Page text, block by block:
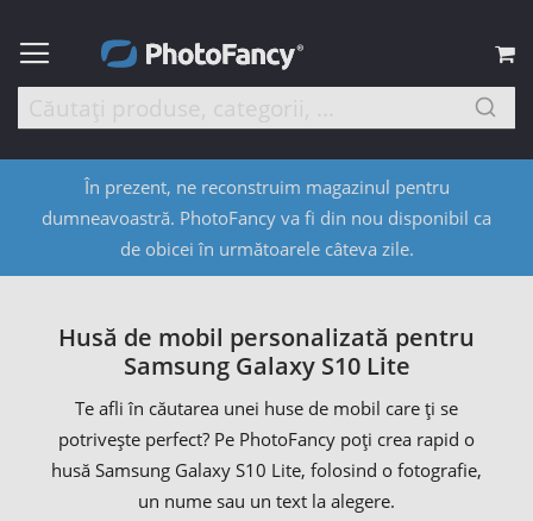
În prezent, ne reconstruim magazinul pentru
dumneavoastră. PhotoFancy va fi din nou disponibil ca
de obicei în următoarele câteva zile.
Husă de mobil personalizată pentru
Samsung Galaxy S10 Lite
Te afli în căutarea unei huse de mobil care ți se
potrivește perfect? Pe PhotoFancy poți crea rapid o
husă Samsung Galaxy S10 Lite, folosind o fotografie,
un nume sau un text la alegere.